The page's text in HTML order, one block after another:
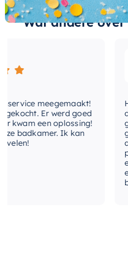
afmeting van 16x16cm
ideaal voor elke grootte
Het kiezen van de juiste
belangrijk als het kiezen van
douchekop. Met deze
functionaliteit biedt, maar
algehele stijl en uitstraling
Wat andere
meegemaakt!
Er werd goed
een oplossing!
badkamer. Ik kan